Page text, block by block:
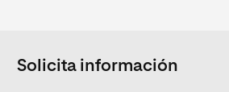
Solicita información